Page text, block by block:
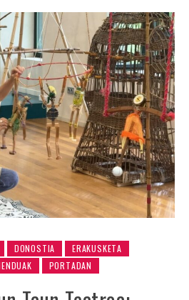
DONOSTIA
ERAKUSKETA
PORTADAN